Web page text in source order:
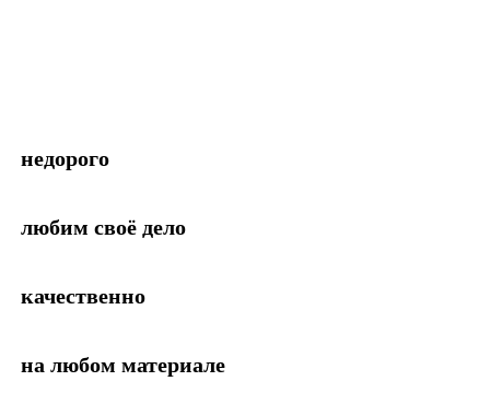
недорого
любим своё дело
качественно
на любом материале